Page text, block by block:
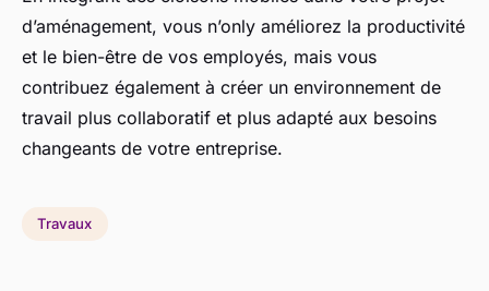
d’aménagement, vous n’only améliorez la productivité
et le bien-être de vos employés, mais vous
contribuez également à créer un environnement de
travail plus collaboratif et plus adapté aux besoins
changeants de votre entreprise.
Travaux